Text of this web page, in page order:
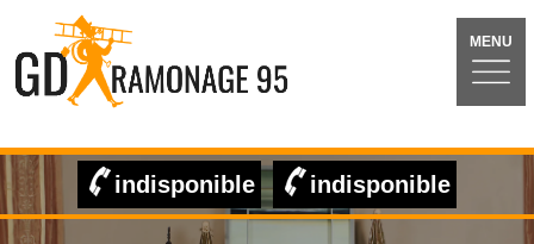
MENU
indisponible indisponible